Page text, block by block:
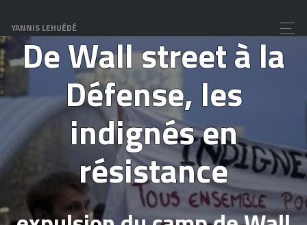
YANNIS LEHUÉDÉ
De Wall street à la
Défense, les
indignés en
résistance